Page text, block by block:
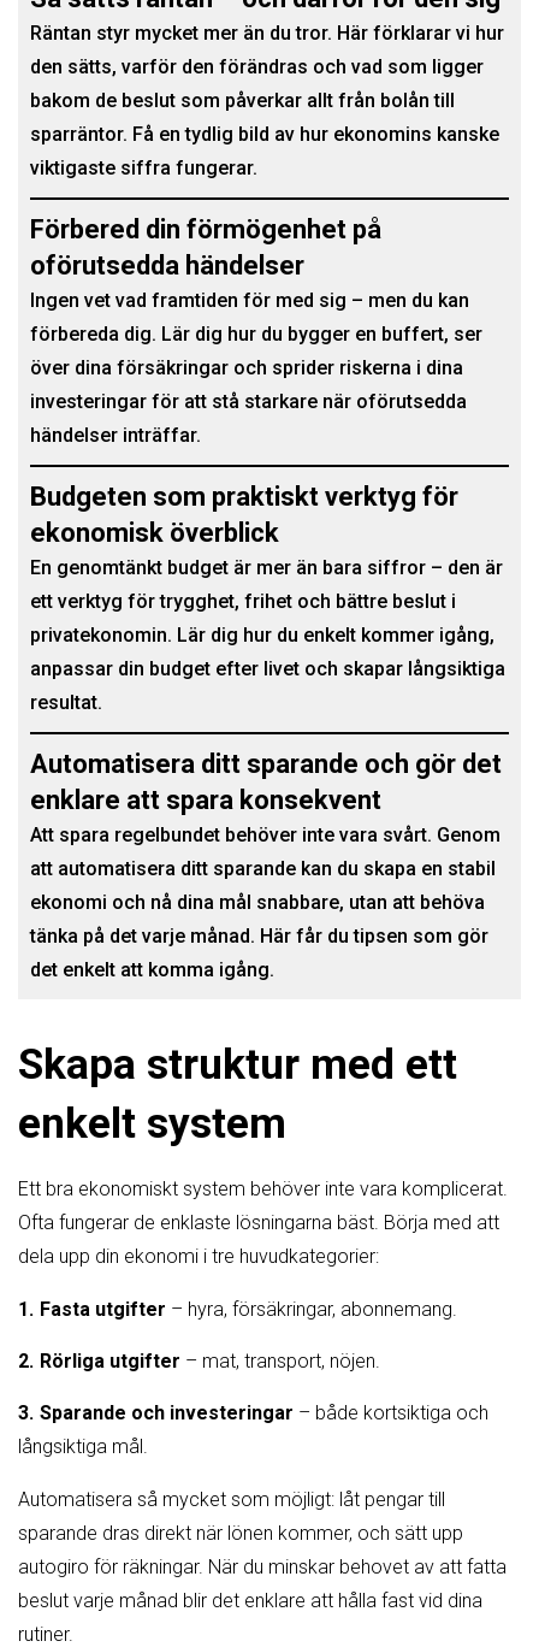
Räntan styr mycket mer än du tror. Här förklarar vi hur
den sätts, varför den förändras och vad som ligger
bakom de beslut som påverkar allt från bolån till
sparräntor. Få en tydlig bild av hur ekonomins kanske
viktigaste siffra fungerar.
Förbered din förmögenhet på
oförutsedda händelser
Ingen vet vad framtiden för med sig – men du kan
förbereda dig. Lär dig hur du bygger en buffert, ser
över dina försäkringar och sprider riskerna i dina
investeringar för att stå starkare när oförutsedda
händelser inträffar.
Budgeten som praktiskt verktyg för
ekonomisk överblick
En genomtänkt budget är mer än bara siffror – den är
ett verktyg för trygghet, frihet och bättre beslut i
privatekonomin. Lär dig hur du enkelt kommer igång,
anpassar din budget efter livet och skapar långsiktiga
resultat.
Automatisera ditt sparande och gör det
enklare att spara konsekvent
Att spara regelbundet behöver inte vara svårt. Genom
att automatisera ditt sparande kan du skapa en stabil
ekonomi och nå dina mål snabbare, utan att behöva
tänka på det varje månad. Här får du tipsen som gör
det enkelt att komma igång.
Skapa struktur med ett
enkelt system
Ett bra ekonomiskt system behöver inte vara komplicerat.
Ofta fungerar de enklaste lösningarna bäst. Börja med att
dela upp din ekonomi i tre huvudkategorier:
Fasta utgifter – hyra, försäkringar, abonnemang.
Rörliga utgifter – mat, transport, nöjen.
Sparande och investeringar – både kortsiktiga och
långsiktiga mål.
Automatisera så mycket som möjligt: låt pengar till
sparande dras direkt när lönen kommer, och sätt upp
autogiro för räkningar. När du minskar behovet av att fatta
beslut varje månad blir det enklare att hålla fast vid dina
rutiner.